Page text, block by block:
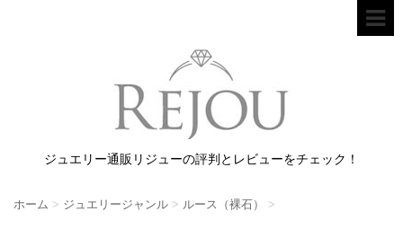
ジュエリー通販リジューの評判とレビューをチェック！
ホーム > ジュエリージャンル > ルース（裸石） >